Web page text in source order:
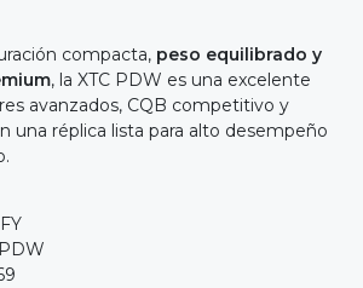
compacta, peso equilibrado y
, la XTC PDW es una excelente
avanzados, CQB competitivo y
una réplica lista para alto desempeño